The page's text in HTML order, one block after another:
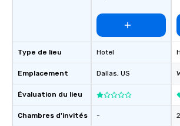
Type de lieu
Emplacement
Évaluation du lieu
Chambres d'invités
Hotel
Dallas, US
-